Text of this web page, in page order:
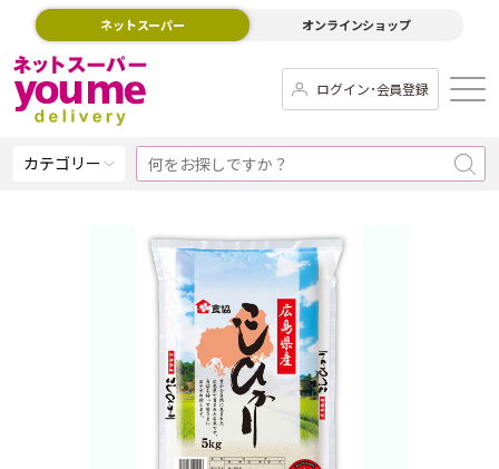
ネットスーパー オンラインショップ
ログイン･会員登録
カテゴリー